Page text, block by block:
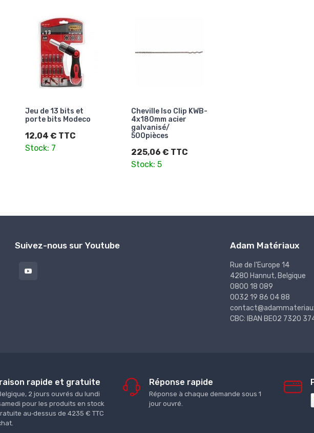
Jeu de 13 bits et
porte bits Modeco
12,04 € TTC
Stock: 7
Cheville Iso Clip KWB-
4x180mm acier
galvanisé/
500pièces
225,06 € TTC
Stock: 5
Suivez-nous sur Youtube Adam Matériaux
Rue de l'Europe 14
4280 Hannut, Belgique
0800 18 089
0032 19 86 04 88
CBC: IBAN BE02 7320
rapide et gratuite
2 jours ouvrés du lundi
pour les produits en stock
au‑dessus de 4235 € TTC
Réponse rapide
Réponse à chaque demande sous 1
jour ouvré.